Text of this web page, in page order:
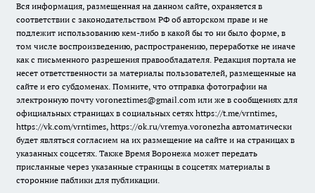
Вся информация, размещенная на данном сайте, охраняется в
соответствии с законодательством РФ об авторском праве и не
подлежит использованию кем-либо в какой бы то ни было форме, в
том числе воспроизведению, распространению, переработке не иначе
как с письменного разрешения правообладателя. Редакция портала не
несет ответственности за материалы пользователей, размещенные на
сайте и его субдоменах. Помните, что отправка фотографии на
электронную почту voroneztimes@gmail.com или же в сообщениях для
официальных страницах в социальных сетях https://t.me/vrntimes,
https://vk.com/vrntimes, https://ok.ru/vremya.voronezha автоматически
будет являться согласием на их размещение на сайте и на страницах в
указанных соцсетях. Также Время Воронежа может передать
присланные через указанные страницы в соцсетях материалы в
сторонние паблики для публикации.